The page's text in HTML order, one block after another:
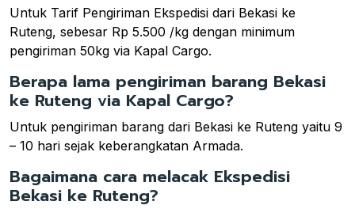
Untuk Tarif Pengiriman Ekspedisi dari Bekasi ke
Ruteng, sebesar Rp 5.500 /kg dengan minimum
pengiriman 50kg via Kapal Cargo.
Berapa lama pengiriman barang Bekasi
ke Ruteng via Kapal Cargo?
Untuk pengiriman barang dari Bekasi ke Ruteng yaitu 9
– 10 hari sejak keberangkatan Armada.
Bagaimana cara melacak Ekspedisi
Bekasi ke Ruteng?